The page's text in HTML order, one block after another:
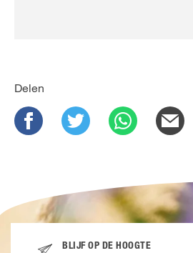
Delen
BLIJF OP DE HOOGTE